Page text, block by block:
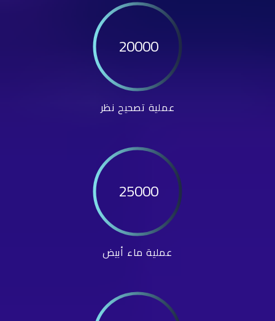
20000
عملية تصحيح نظر
25000
عملية ماء أبيض